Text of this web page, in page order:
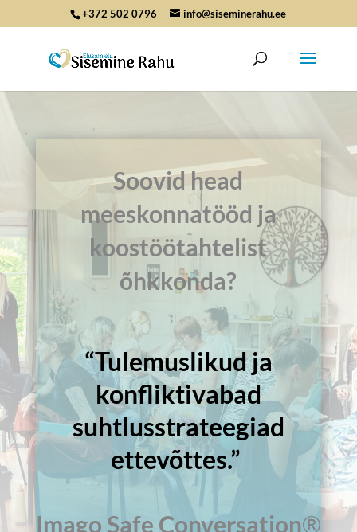
+372 502 0796 info@siseminerahu.ee
Soovid head
meeskonnatööd ja
koostöötahtelist
õhkkonda?
“Tulemuslikud ja
konfliktivabad
suhtlusstrateegiad
ettevõttes.”
Imago Safe Conversation®